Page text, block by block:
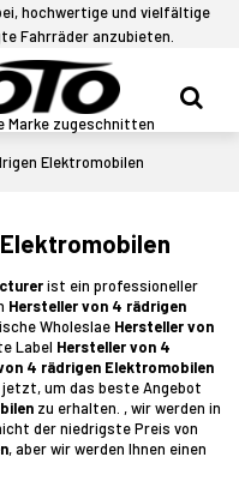
hochwertige und vielfältige
Fahrräder anzubieten.
Marke zugeschnitten
Elektromobilen
ist ein professioneller
Hersteller von 4 rädrigen
Wholeslae Hersteller von
Label Hersteller von 4
4 rädrigen Elektromobilen
um das beste Angebot
zu erhalten. , wir werden in
der niedrigste Preis von
, aber wir werden Ihnen einen